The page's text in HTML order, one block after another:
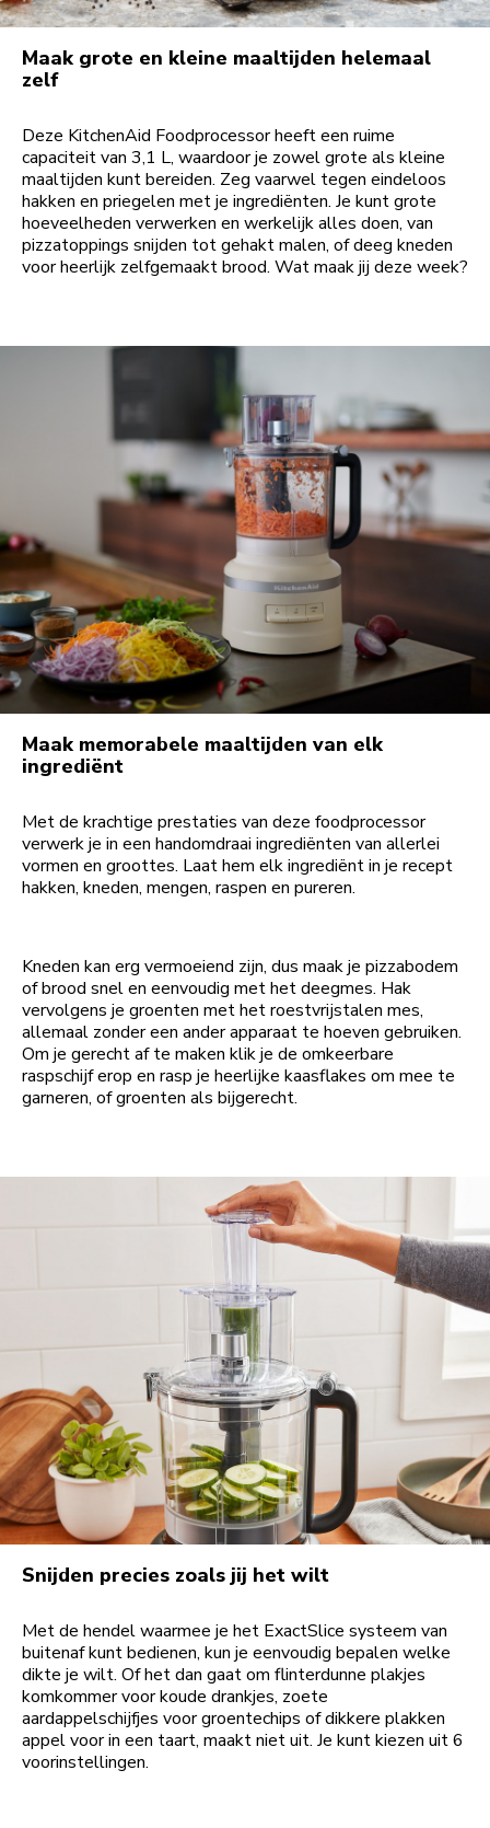
Maak grote en kleine maaltijden helemaal
zelf
Deze KitchenAid Foodprocessor heeft een ruime
capaciteit van 3,1 L, waardoor je zowel grote als kleine
maaltijden kunt bereiden. Zeg vaarwel tegen eindeloos
hakken en priegelen met je ingrediënten. Je kunt grote
hoeveelheden verwerken en werkelijk alles doen, van
pizzatoppings snijden tot gehakt malen, of deeg kneden
voor heerlijk zelfgemaakt brood. Wat maak jij deze week?
Maak memorabele maaltijden van elk
ingrediënt
Met de krachtige prestaties van deze foodprocessor
verwerk je in een handomdraai ingrediënten van allerlei
vormen en groottes. Laat hem elk ingrediënt in je recept
hakken, kneden, mengen, raspen en pureren.
Kneden kan erg vermoeiend zijn, dus maak je pizzabodem
of brood snel en eenvoudig met het deegmes. Hak
vervolgens je groenten met het roestvrijstalen mes,
allemaal zonder een ander apparaat te hoeven gebruiken.
Om je gerecht af te maken klik je de omkeerbare
raspschijf erop en rasp je heerlijke kaasflakes om mee te
garneren, of groenten als bijgerecht.
Snijden precies zoals jij het wilt
Met de hendel waarmee je het ExactSlice systeem van
buitenaf kunt bedienen, kun je eenvoudig bepalen welke
dikte je wilt. Of het dan gaat om flinterdunne plakjes
komkommer voor koude drankjes, zoete
aardappelschijfjes voor groentechips of dikkere plakken
appel voor in een taart, maakt niet uit. Je kunt kiezen uit 6
voorinstellingen.